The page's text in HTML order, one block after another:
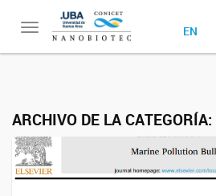
Toggle
navigation
EN
ARCHIVO DE LA CATEGORÍA: